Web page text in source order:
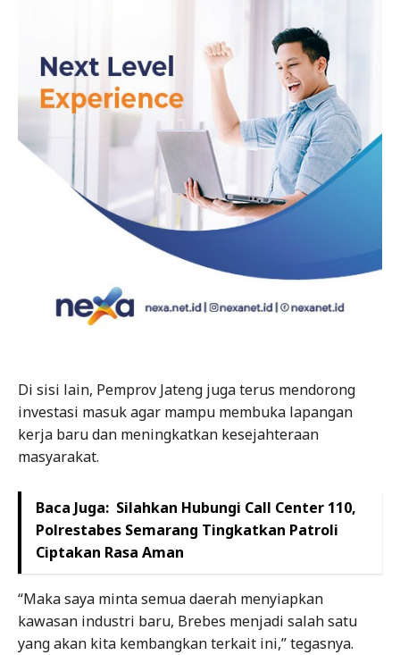
Di sisi lain, Pemprov Jateng juga terus mendorong
investasi masuk agar mampu membuka lapangan
kerja baru dan meningkatkan kesejahteraan
masyarakat.
Baca Juga: Silahkan Hubungi Call Center 110,
Polrestabes Semarang Tingkatkan Patroli
Ciptakan Rasa Aman
“Maka saya minta semua daerah menyiapkan
kawasan industri baru, Brebes menjadi salah satu
yang akan kita kembangkan terkait ini,” tegasnya.